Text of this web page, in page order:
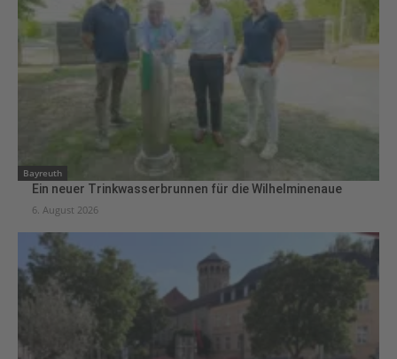
Bayreuth
Ein neuer Trinkwasserbrunnen für die Wilhelminenaue
6. August 2026